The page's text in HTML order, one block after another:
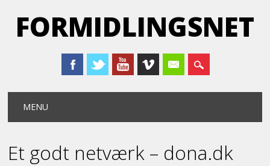
FORMIDLINGSNET
Main menu
MENU
Et godt netværk – dona.dk